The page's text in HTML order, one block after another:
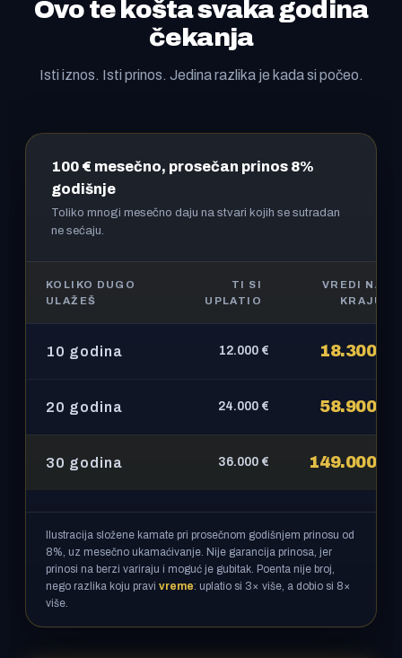
Ovo te košta svaka godina
čekanja
Isti iznos. Isti prinos. Jedina razlika je kada si počeo.
100 € mesečno, prosečan prinos 8%
godišnje
Toliko mnogi mesečno daju na stvari kojih se sutradan
ne sećaju.
KOLIKO DUGO
ULAŽEŠ
TI SI
UPLATIO
VREDI NA
KRAJU
10 godina 12.000 € 18.300 €
20 godina 24.000 € 58.900 €
30 godina 36.000 € 149.000 €
Ilustracija složene kamate pri prosečnom godišnjem prinosu od
8%, uz mesečno ukamaćivanje. Nije garancija prinosa, jer
prinosi na berzi variraju i moguć je gubitak. Poenta nije broj,
nego razlika koju pravi vreme: uplatio si 3× više, a dobio si 8×
više.